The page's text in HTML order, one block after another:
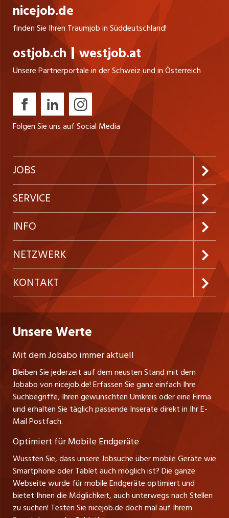
nicejob.de
finden Sie Ihren Traumjob in Süddeutschland!
ostjob.ch westjob.at
Unsere Partnerportale in der Schweiz und in Österreich
Folgen Sie uns auf Social Media
JOBS
Jobabo abonnieren
Neue Stellen
Festanstellungen
Temporäre Jobs
Freelance Jobs
Praktika
Führungspositionen
Management / Kader-Jobs
SERVICE
Kundenlogin
Inserieren
Firmen
Personalvermittler
INFO
Preise und Leistungen
AGB
Datenschutzerklärung
Nutzungsbedingungen
Impressum
NETZWERK
ostjob.ch
westjob.at
jobzüri.ch
jobmittelland.ch
jobbern.ch
jobbasel.ch
zentraljob.ch
myjob.ch
schaffu.ch (VS)
ajourjob.ch
KONTAKT
Niederlassung
Fa. nicejob.de
PR Medien GmbH
Lindauer Straße 16
D-88239 Wangen
Tel. +49 07522 795034
Thomas Reiner
Ansprechpartner
Unsere Werte
Mit dem Jobabo immer aktuell
Bleiben Sie jederzeit auf dem neusten Stand mit dem
Jobabo von nicejob.de! Erfassen Sie ganz einfach Ihre
Suchbegriffe, Ihren gewünschten Umkreis oder eine Firma
und erhalten Sie täglich passende Inserate direkt in Ihr E-
Mail Postfach.
Optimiert für Mobile Endgeräte
Wussten Sie, dass unsere Jobsuche über mobile Geräte wie
Smartphone oder Tablet auch möglich ist? Die ganze
Webseite wurde für mobile Endgeräte optimiert und
bietet Ihnen die Möglichkeit, auch unterwegs nach Stellen
zu suchen! Testen Sie nicejob.de doch mal auf Ihrem